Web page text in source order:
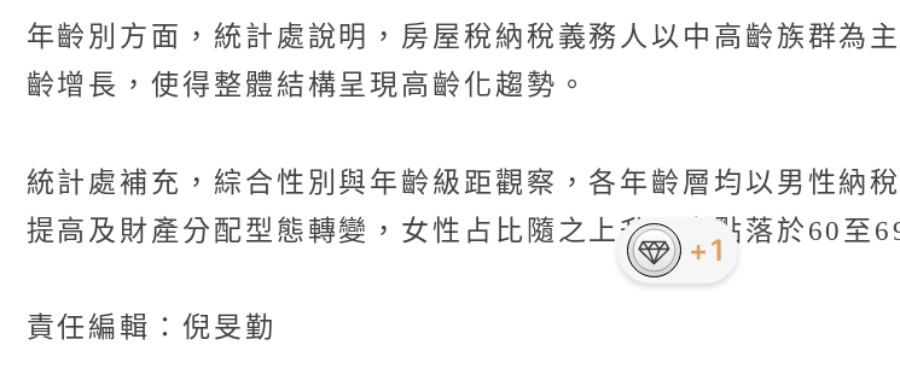
年齡別方面，統計處說明，房屋稅納稅義務人以中高齡族群為
齡增長，使得整體結構呈現高齡化趨勢。
統計處補充，綜合性別與年齡級距觀察，各年齡層均以男性納
提高及財產分配型態轉變，女性占比隨之上升，高點落於60至
責任編輯：倪旻勤